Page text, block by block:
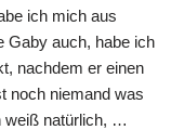
ich mich aus
Gaby auch, habe ich
nachdem er einen
noch niemand was
weiß natürlich, …